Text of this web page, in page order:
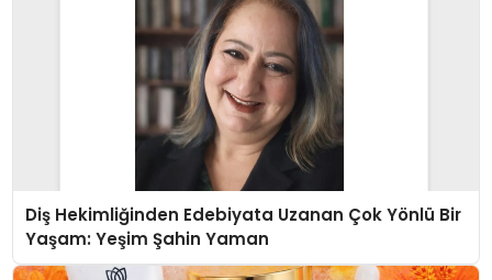
Diş Hekimliğinden Edebiyata Uzanan Çok Yönlü Bir
Yaşam: Yeşim Şahin Yaman